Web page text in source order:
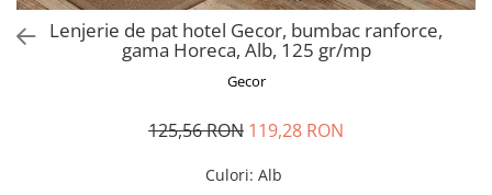
Lenjerie de pat hotel Gecor, bumbac ranforce,
gama Horeca, Alb, 125 gr/mp
Gecor
125,56 RON 119,28 RON
Culori: Alb